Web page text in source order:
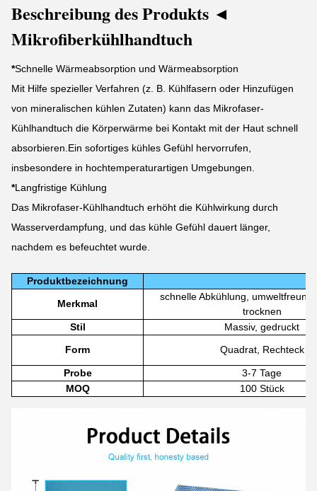
Beschreibung des Produkts ◄
Mikrofiberkühlhandtuch
*Schnelle Wärmeabsorption und Wärmeabsorption
Mit Hilfe spezieller Verfahren (z. B. Kühlfasern oder Hinzufügen
von mineralischen kühlen Zutaten) kann das Mikrofaser-
Kühlhandtuch die Körperwärme bei Kontakt mit der Haut schnell
absorbieren.Ein sofortiges kühles Gefühl hervorrufen,
insbesondere in hochtemperaturartigen Umgebungen.
*Langfristige Kühlung
Das Mikrofaser-Kühlhandtuch erhöht die Kühlwirkung durch
Wasserverdampfung, und das kühle Gefühl dauert länger,
nachdem es befeuchtet wurde.
Produktbezeichnung
Merkmal
schnelle Abkühlung,
trocknen
Stil
Massiv, gedruckt
Form
Quadrat, Rechteck
Probe
3-7 Tage
MOQ
100 Stück